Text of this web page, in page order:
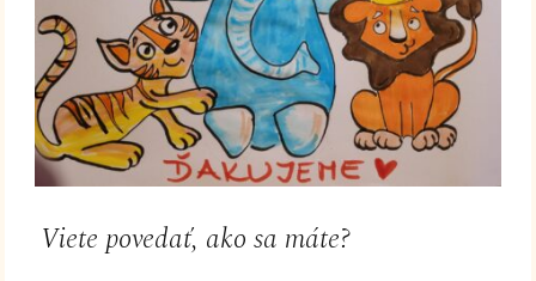
Viete povedať, ako sa máte?